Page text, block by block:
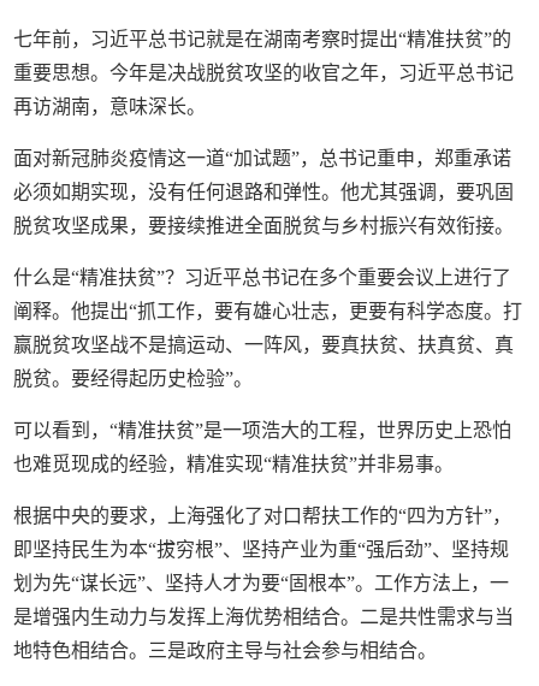
七年前，习近平总书记就是在湖南考察时提出“精准扶贫”的
重要思想。今年是决战脱贫攻坚的收官之年，习近平总书记
再访湖南，意味深长。
面对新冠肺炎疫情这一道“加试题”，总书记重申，郑重承诺
必须如期实现，没有任何退路和弹性。他尤其强调，要巩固
脱贫攻坚成果，要接续推进全面脱贫与乡村振兴有效衔接。
什么是“精准扶贫”？习近平总书记在多个重要会议上进行了
阐释。他提出“抓工作，要有雄心壮志，更要有科学态度。打
赢脱贫攻坚战不是搞运动、一阵风，要真扶贫、扶真贫、真
脱贫。要经得起历史检验”。
可以看到，“精准扶贫”是一项浩大的工程，世界历史上恐怕
也难觅现成的经验，精准实现“精准扶贫”并非易事。
根据中央的要求，上海强化了对口帮扶工作的“四为方针”，
即坚持民生为本“拔穷根”、坚持产业为重“强后劲”、坚持规
划为先“谋长远”、坚持人才为要“固根本”。工作方法上，一
是增强内生动力与发挥上海优势相结合。二是共性需求与当
地特色相结合。三是政府主导与社会参与相结合。